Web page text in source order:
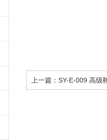
上一篇：SY-E-009 高级